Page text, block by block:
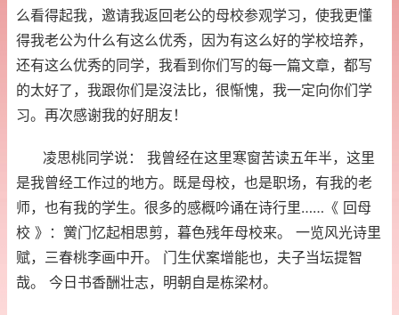
么看得起我，邀请我返回老公的母校参观学习，使我更懂
得我老公为什么有这么优秀，因为有这么好的学校培养，
还有这么优秀的同学，我看到你们写的每一篇文章，都写
的太好了，我跟你们是沒法比，很惭愧，我一定向你们学
习。再次感谢我的好朋友！
凌思桃同学说： 我曾经在这里寒窗苦读五年半，这里
是我曾经工作过的地方。既是母校，也是职场，有我的老
师，也有我的学生。很多的感概吟诵在诗行里……《 回母
校 》：黉门忆起相思剪，暮色残年母校来。 一览风光诗里
赋，三春桃李画中开。 门生伏案增能也，夫子当坛提智
哉。 今日书香酬壮志，明朝自是栋梁材。